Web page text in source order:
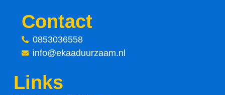
c
e
b
Contact
0853036558
info@ekaaduurzaam.nl
Links